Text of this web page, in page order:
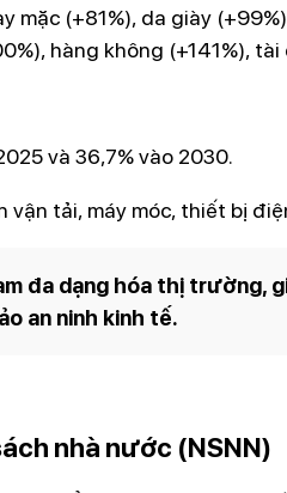
mặc (+81%), da giày
hàng không (+141%),
và 36,7% vào 2030.
vận tải, máy móc, thiết bị
đa dạng hóa thị trường,
an ninh kinh tế.
nhà nước (NSNN)